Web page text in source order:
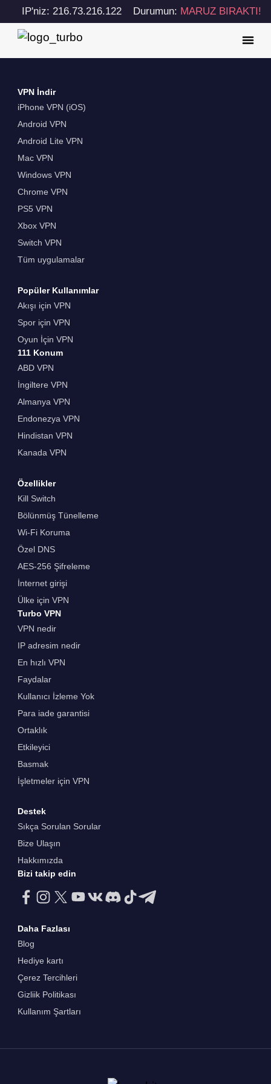
IP'niz: 216.73.216.122 Durumun: MARUZ BIRAKTI!
VPN İndir
iPhone VPN (iOS)
Android VPN
Android Lite VPN
Mac VPN
Windows VPN
Chrome VPN
PS5 VPN
Xbox VPN
Switch VPN
Tüm uygulamalar
Popüler Kullanımlar
Akışı için VPN
Spor için VPN
Oyun İçin VPN
111 Konum
ABD VPN
İngiltere VPN
Almanya VPN
Endonezya VPN
Hindistan VPN
Kanada VPN
Özellikler
Kill Switch
Bölünmüş Tünelleme
Wi-Fi Koruma
Özel DNS
AES-256 Şifreleme
İnternet girişi
Ülke için VPN
Turbo VPN
VPN nedir
IP adresim nedir
En hızlı VPN
Faydalar
Kullanıcı İzleme Yok
Para iade garantisi
Ortaklık
Etkileyici
Basmak
İşletmeler için VPN
Destek
Sıkça Sorulan Sorular
Bize Ulaşın
Hakkımızda
Bizi takip edin
Daha Fazlası
Blog
Hediye kartı
Çerez Tercihleri
Gizliik Politikası
Kullanım Şartları